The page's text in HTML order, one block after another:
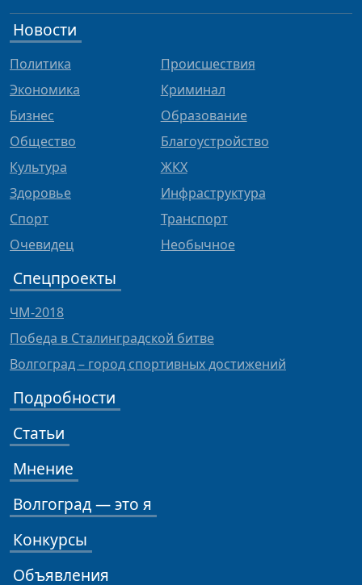
Новости
Политика
Экономика
Бизнес
Общество
Культура
Здоровье
Спорт
Очевидец
Происшествия
Криминал
Образование
Благоустройство
ЖКХ
Инфраструктура
Транспорт
Необычное
Спецпроекты
ЧМ-2018
Победа в Сталинградской битве
Волгоград – город спортивных достижений
Подробности
Статьи
Мнение
Волгоград — это я
Конкурсы
Объявления